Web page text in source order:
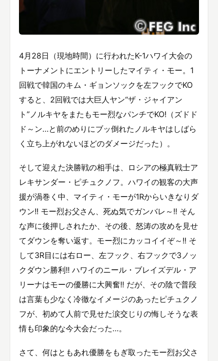
4月28日（現地時間）に行われたK-1ハワイ大会の
トーナメントにエントリーしたマイティ・モー。1
回戦で韓国のキム・ギョンソックを左フックでKO
すると、2回戦では大巨人ヤン“ザ・ジャイアン
ト”ノルキヤをまたもモー烈なパンチでKO!（ズドド
ド～ン…と前のめりにブッ倒れたノルキヤはしばら
く立ち上がれないほどのダメージだった）。
そして迎えた決勝戦の相手は、ロシアの極真戦士ア
レキサンダー・ピチュクノフ。ハワイの観客の大声
援が渦巻く中、マイティ・モーが1Rからいきなりダ
ウン!! モー烈お父さん、死ぬ気でガンバレ～!! そん
な声に後押しされたか、その後、怒涛の攻めを見せ
てダウンを奪い返す。モー烈にカッコイイぞ～!! そ
して3R目には右ロー、左フック、右フックで3ノッ
クダウン勝利!! ハワイのニール・ブレイズデル・ア
リーナはモーの優勝に大興奮!! だが、その陰で普段
は言葉も少なく冷徹なイメージのあったピチュクノ
フが、初めて人前で見せた涙交じりの悔しそうな表
情も印象的な今大会だった…。
さて、何はともあれ優勝をもぎ取ったモー烈お父さ